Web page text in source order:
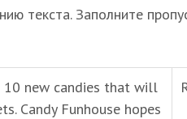
текста. Заполните
10 new candies that will
Candy Funhouse hopes